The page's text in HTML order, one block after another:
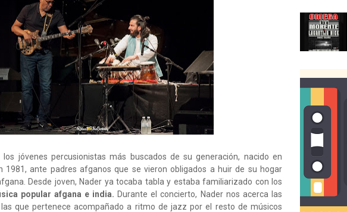
jóvenes percusionistas más buscados de su generación, nacido en
1981, ante padres afganos que se vieron obligados a huir de su hogar
Desde joven, Nader ya tocaba tabla y estaba familiarizado con los
popular afgana e india. Durante el concierto, Nader nos acerca las
que pertenece acompañado a ritmo de jazz por el resto de músicos